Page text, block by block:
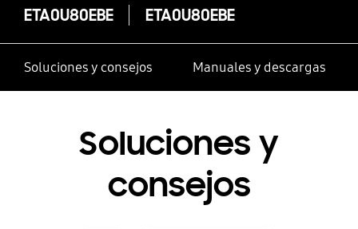
ETA0U80EBE ETA0U80EBE
Soluciones y consejos Manuales y descargas
Soluciones y
consejos